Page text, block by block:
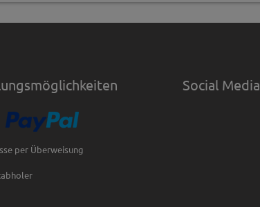
per Überweisung
Social Media